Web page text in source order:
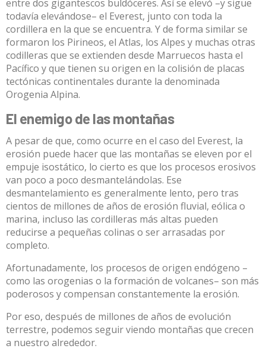
entre dos gigantescos buldóceres. Así se elevó –y sigue
todavía elevándose– el Everest, junto con toda la
cordillera en la que se encuentra. Y de forma similar se
formaron los Pirineos, el Atlas, los Alpes y muchas otras
codilleras que se extienden desde Marruecos hasta el
Pacífico y que tienen su origen en la colisión de placas
tectónicas continentales durante la denominada
Orogenia Alpina.
El enemigo de las montañas
A pesar de que, como ocurre en el caso del Everest, la
erosión puede hacer que las montañas se eleven por el
empuje isostático, lo cierto es que los procesos erosivos
van poco a poco desmantelándolas. Ese
desmantelamiento es generalmente lento, pero tras
cientos de millones de años de erosión fluvial, eólica o
marina, incluso las cordilleras más altas pueden
reducirse a pequeñas colinas o ser arrasadas por
completo.
Afortunadamente, los procesos de origen endógeno –
como las orogenias o la formación de volcanes– son más
poderosos y compensan constantemente la erosión.
Por eso, después de millones de años de evolución
terrestre, podemos seguir viendo montañas que crecen
a nuestro alrededor.